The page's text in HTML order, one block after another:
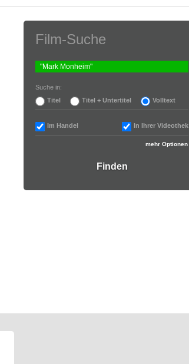
Film-Suche
Suche in:
Titel
Titel + Untertitel Volltext
Im Handel In Ihrer Videothek
mehr Optionen